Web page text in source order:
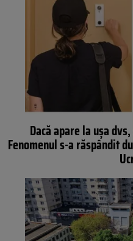
Dacă apare la ușa
Fenomenul s-a răspândit